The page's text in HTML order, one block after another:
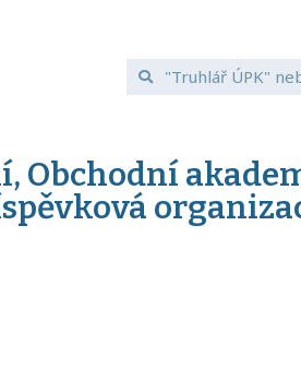
Obchodní